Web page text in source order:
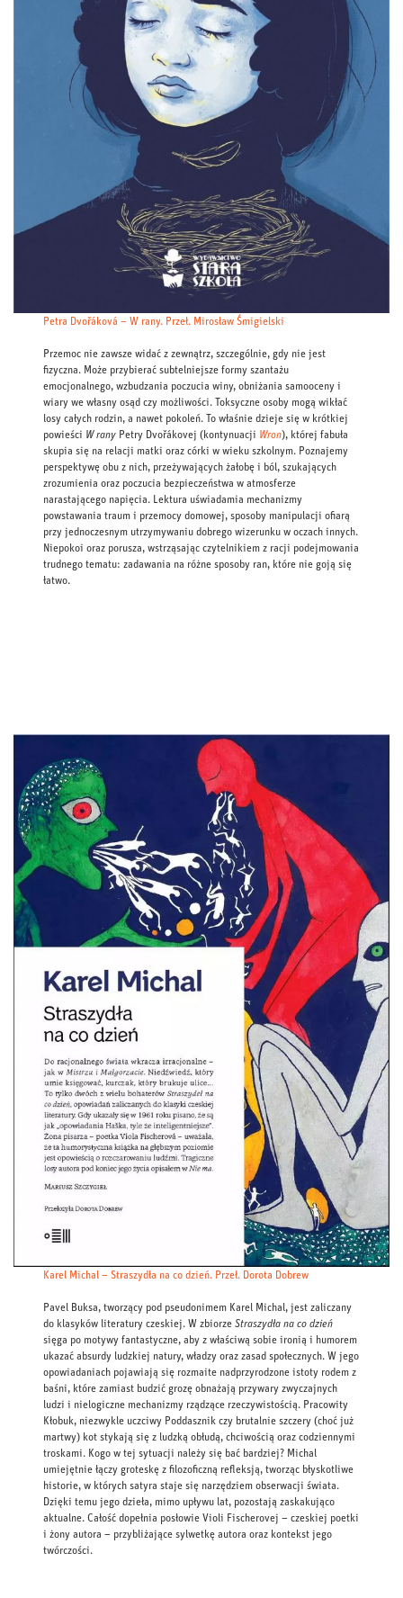
Petra Dvořáková – W rany. Przeł. Mirosław Śmigielski
Przemoc nie zawsze widać z zewnątrz, szczególnie, gdy nie jest
fizyczna. Może przybierać subtelniejsze formy szantażu
emocjonalnego, wzbudzania poczucia winy, obniżania samooceny i
wiary we własny osąd czy możliwości. Toksyczne osoby mogą wikłać
losy całych rodzin, a nawet pokoleń. To właśnie dzieje się w krótkiej
powieści W rany Petry Dvořákovej (kontynuacji Wron), której fabuła
skupia się na relacji matki oraz córki w wieku szkolnym. Poznajemy
perspektywę obu z nich, przeżywających żałobę i ból, szukających
zrozumienia oraz poczucia bezpieczeństwa w atmosferze
narastającego napięcia. Lektura uświadamia mechanizmy
powstawania traum i przemocy domowej, sposoby manipulacji ofiarą
przy jednoczesnym utrzymywaniu dobrego wizerunku w oczach innych.
Niepokoi oraz porusza, wstrząsając czytelnikiem z racji podejmowania
trudnego tematu: zadawania na różne sposoby ran, które nie goją się
łatwo.
Karel Michal – Straszydła na co dzień. Przeł. Dorota Dobrew
Pavel Buksa, tworzący pod pseudonimem Karel Michal, jest zaliczany
do klasyków literatury czeskiej. W zbiorzeStraszydła na co dzień
sięga po motywy fantastyczne, aby z właściwą sobie ironią i humorem
ukazać absurdy ludzkiej natury, władzy oraz zasad społecznych. W jego
opowiadaniach pojawiają się rozmaite nadprzyrodzone istoty rodem z
baśni, które zamiast budzić grozę obnażają przywary zwyczajnych
ludzi i nielogiczne mechanizmy rządzące rzeczywistością. Pracowity
Kłobuk, niezwykle uczciwy Poddasznik czy brutalnie szczery (choć już
martwy) kot stykają się z ludzką obłudą, chciwością oraz codziennymi
troskami. Kogo w tej sytuacji należy się bać bardziej? Michal
umiejętnie łączy groteskę z filozoficzną refleksją, tworząc błyskotliwe
historie, w których satyra staje się narzędziem obserwacji świata.
Dzięki temu jego dzieła, mimo upływu lat, pozostają zaskakująco
aktualne. Całość dopełnia posłowie Violi Fischerovej – czeskiej poetki
i żony autora – przybliżające sylwetkę autora oraz kontekst jego
twórczości.